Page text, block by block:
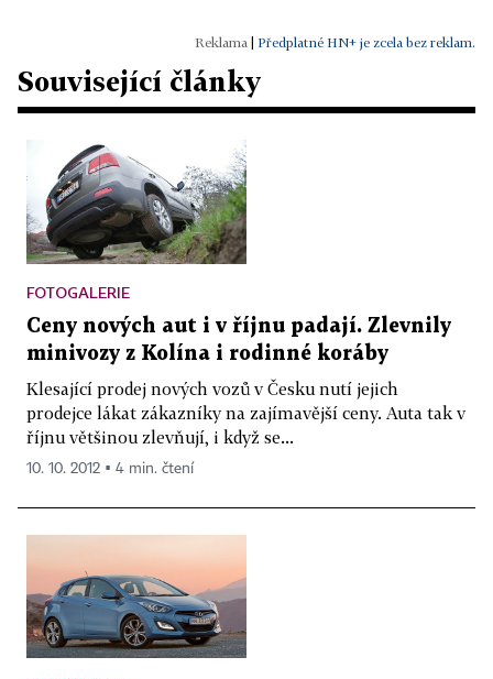
Předplatné HN+ je zcela bez reklam.
Související články
FOTOGALERIE
Ceny nových aut i v říjnu padají. Zlevnily
minivozy z Kolína i rodinné koráby
Klesající prodej nových vozů v Česku nutí jejich
prodejce lákat zákazníky na zajímavější ceny. Auta tak v
říjnu většinou zlevňují, i když se...
10. 10. 2012 ▪ 4 min. čtení